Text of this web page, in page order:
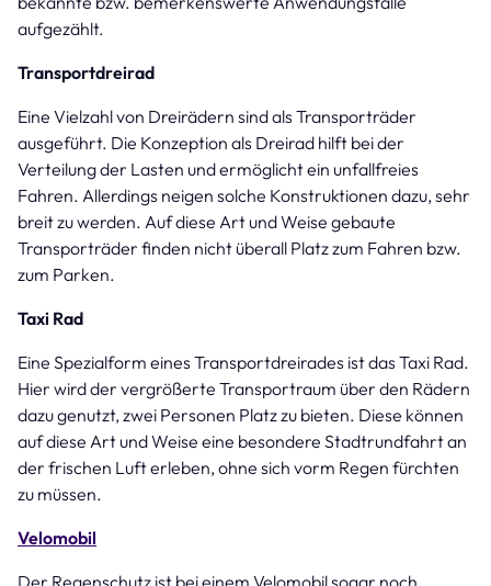
aufgezählt.
Transportdreirad
Eine Vielzahl von Dreirädern sind als Transporträder
ausgeführt. Die Konzeption als Dreirad hilft bei der
Verteilung der Lasten und ermöglicht ein unfallfreies
Fahren. Allerdings neigen solche Konstruktionen dazu, sehr
breit zu werden. Auf diese Art und Weise gebaute
Transporträder finden nicht überall Platz zum Fahren bzw.
zum Parken.
Taxi Rad
Eine Spezialform eines Transportdreirades ist das Taxi Rad.
Hier wird der vergrößerte Transportraum über den Rädern
dazu genutzt, zwei Personen Platz zu bieten. Diese können
auf diese Art und Weise eine besondere Stadtrundfahrt an
der frischen Luft erleben, ohne sich vorm Regen fürchten
zu müssen.
Velomobil
Der Regenschutz ist bei einem Velomobil sogar noch